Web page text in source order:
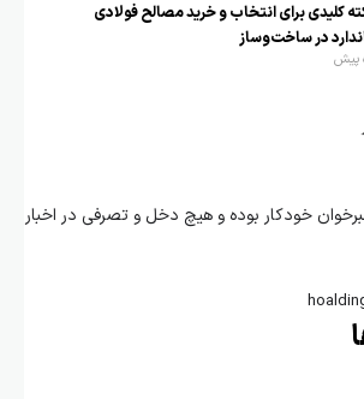
کلیدی برای انتخاب و خرید مصالح فولادی
در ساخت‌وساز
خودکار بوده و هیچ دخل و تصرفی در اخبار